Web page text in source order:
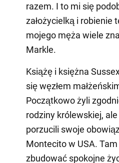
razem. I to mi się
założycielką i robienie
mojego męża wiele
Markle.
Książę i księżna
się węzłem
Początkowo żyli
rodziny królewskiej,
porzucili swoje
Montecito w USA.
zbudować spokojne